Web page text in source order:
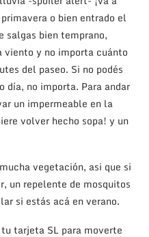
o bien entrado el
salgas bien temprano,
viento y no importa cuánto
del paseo. Si no podés
día, no importa. Para andar
un impermeable en la
volver hecho sopa! y un
vegetación, asi que si
un repelente de mosquitos
si estás acá en verano.
tarjeta SL para moverte